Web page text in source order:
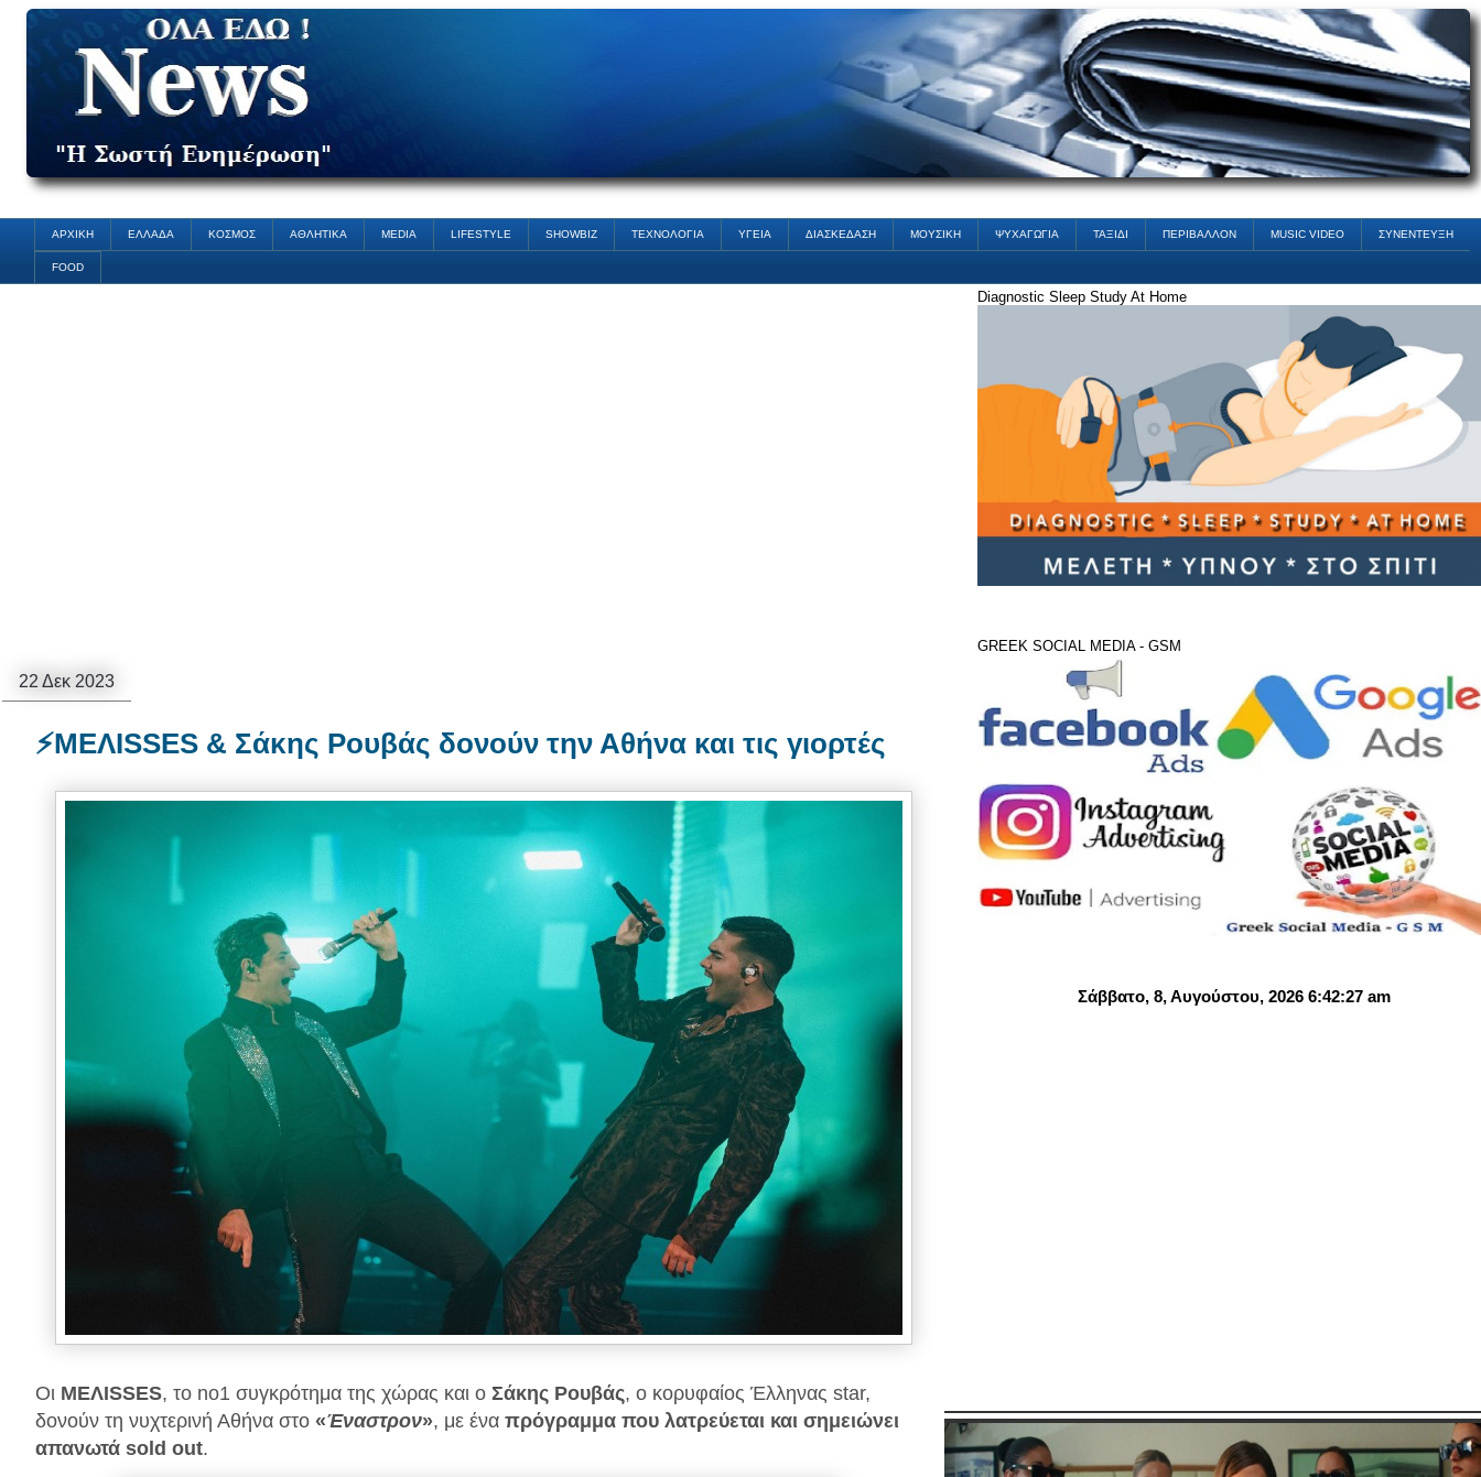
ΑΡΧΙΚΗ ΕΛΛΑΔΑ ΚΟΣΜΟΣ ΑΘΛΗΤΙΚΑ MEDIA LIFESTYLE SHOWBIZ ΤΕΧΝΟΛΟΓΙΑ ΥΓΕΙΑ ΔΙΑΣΚΕΔΑΣΗ ΜΟΥΣΙΚΗ ΨΥΧΑΓΩΓΙΑ ΤΑΞΙΔΙ ΠΕΡΙΒΑΛΛΟΝ MUSIC VIDEO ΣΥΝΕΝΤΕΥΞΗ
FOOD
22 Δεκ 2023
⚡MEΛΙSSES & Σάκης Ρουβάς δονούν την Αθήνα και τις γιορτές
Οι MEΛΙSSES, το no1 συγκρότημα της χώρας και ο Σάκης Ρουβάς, ο κορυφαίος Έλληνας star,
δονούν τη νυχτερινή Αθήνα στο «Έναστρον», με ένα πρόγραμμα που λατρεύεται και σημειώνει
απανωτά sold out.
Diagnostic Sleep Study At Home
GREEK SOCIAL MEDIA - GSM
Σάββατο, 8, Αυγούστου, 2026 6:42:29 am